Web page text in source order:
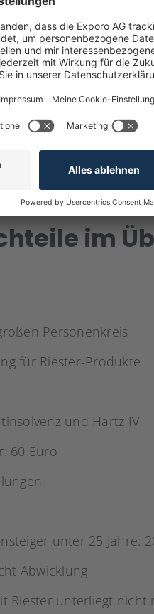
1.425 Euro
Sparern undAnlegern
der Sparer ein
geregelt
der Anspar-
eine
im
Personenkreis
für Riester-Produkte
und Hartz IV
60 Euro
unter 25 Jahre:
Abwicklung
Riester unterliegt